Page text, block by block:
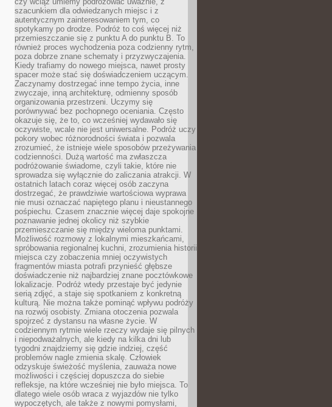
szacunkiem dla odwiedzanych miejsc i z
autentycznym zainteresowaniem tym, co
spotykamy po drodze. Podróż to coś więcej niż
przemieszczanie się z punktu A do punktu B. To
również proces wychodzenia poza codzienny rytm,
poza dobrze znane schematy i przyzwyczajenia.
Kiedy trafiamy do nowego miejsca, nawet prosty
spacer może stać się doświadczeniem uczącym.
Zaczynamy dostrzegać inne tempo życia, inne
zwyczaje, inną architekturę, odmienny sposób
organizowania przestrzeni. Uczymy się
porównywać bez pochopnego oceniania. Często
okazuje się, że to, co wcześniej wydawało się
oczywiste, wcale nie jest uniwersalne. Podróż uczy
pokory wobec różnorodności świata i pozwala
zrozumieć, że istnieje wiele sposobów przeżywania
codzienności. Dużą wartość ma zwłaszcza
podróżowanie świadome, czyli takie, które nie
sprowadza się wyłącznie do zaliczania atrakcji. W
ostatnich latach coraz więcej osób zaczyna
dostrzegać, że prawdziwie wartościowa wyprawa
nie musi oznaczać napiętego planu i nieustannego
pośpiechu. Czasem znacznie więcej daje spokojne
poznawanie jednej okolicy niż szybkie
przemieszczanie się między wieloma punktami.
Możliwość rozmowy z lokalnymi mieszkańcami,
spróbowania regionalnej kuchni, zrozumienia historii
miejsca czy zobaczenia mniej oczywistych
fragmentów miasta potrafi przynieść głębsze
doświadczenie niż najbardziej znane pocztówkowe
lokalizacje. Podróż wtedy przestaje być jedynie
serią zdjęć, a staje się spotkaniem z konkretną
kulturą. Nie można także pominąć wpływu podróży
na rozwój osobisty. Zmiana otoczenia pozwala
spojrzeć z dystansu na własne życie. W
codziennym rytmie wiele rzeczy wydaje się pilnych
i niepodważalnych, ale kiedy na kilka dni lub
tygodni znajdziemy się gdzie indziej, część
problemów nagle zmienia skalę. Człowiek
odzyskuje świeżość myślenia, zauważa nowe
możliwości i częściej dopuszcza do siebie
refleksje, na które wcześniej nie było miejsca. To
dlatego wiele osób wraca z wyjazdów nie tylko
wypoczętych, ale także z nowymi pomysłami,